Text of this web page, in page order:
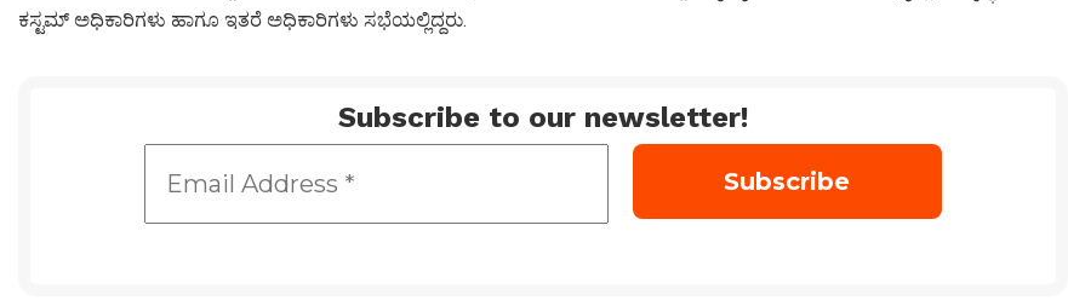
ಕಸ್ಟಮ್ ಅಧಿಕಾರಿಗಳು ಹಾಗೂ ಇತರೆ ಅಧಿಕಾರಿಗಳು ಸಭೆಯಲ್ಲಿದ್ದರು.
Subscribe to our newsletter!